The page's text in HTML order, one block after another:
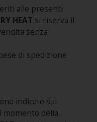
alle presenti
HEAT si riserva il
senza
di spedizione
indicate sul
momento della